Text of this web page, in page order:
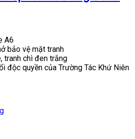
A6
bảo vệ mặt tranh
tranh chì đen trắng
độc quyền của Trường Tác Khứ Niên